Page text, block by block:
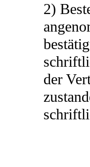
2)
der